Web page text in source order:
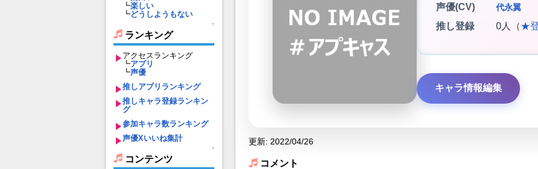
┗楽しい
┗どうしようもない
↑
ランキング
アクセスランキング
┗アプリ
┗声優
推しアプリランキング
推しキャラ登録ランキン
グ
参加キャラ数ランキング
声優Xいいね集計
↑
コンテンツ
声優(CV)
代永翼
推し登録 0人（★
キャラ情報編集
更新: 2022/04/26
コメント